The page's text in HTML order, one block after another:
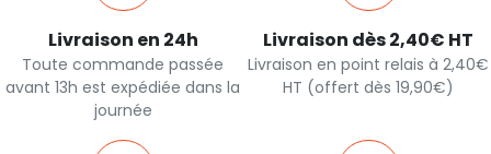
Livraison en 24h
Toute commande passée
avant 13h est expédiée dans la
journée
Livraison dès 2,40€ HT
Livraison en point relais à 2,40€
HT (offert dès 19,90€)